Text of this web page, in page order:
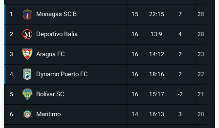
1 Monagas SC B 15 22:15 7 28
2 Deportivo Italia 16 13:9 4 28
3 Aragua FC 16 14:12 2 23
4 Dynamo Puerto FC 16 18:16 2 22
5 Bolívar SC 16 15:17 -2 21
6 Maritimo 14 16:13 3 20